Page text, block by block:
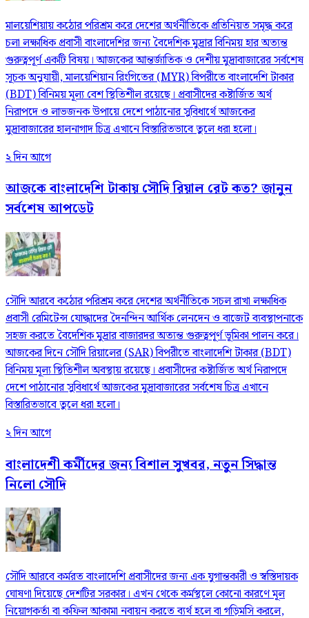
মালয়েশিয়ায় কঠোর পরিশ্রম করে দেশের অর্থনীতিকে প্রতিনিয়ত সমৃদ্ধ করে
চলা লক্ষাধিক প্রবাসী বাংলাদেশির জন্য বৈদেশিক মুদ্রার বিনিময় হার অত্যন্ত
গুরুত্বপূর্ণ একটি বিষয়। আজকের আন্তর্জাতিক ও দেশীয় মুদ্রাবাজারের সর্বশেষ
সূচক অনুযায়ী, মালয়েশিয়ান রিংগিতের (MYR) বিপরীতে বাংলাদেশি টাকার
(BDT) বিনিময় মূল্য বেশ স্থিতিশীল রয়েছে। প্রবাসীদের কষ্টার্জিত অর্থ
নিরাপদে ও লাভজনক উপায়ে দেশে পাঠানোর সুবিধার্থে আজকের
মুদ্রাবাজারের হালনাগাদ চিত্র এখানে বিস্তারিতভাবে তুলে ধরা হলো।
২ দিন আগে
আজকে বাংলাদেশি টাকায় সৌদি রিয়াল রেট কত? জানুন
সর্বশেষ আপডেট
সৌদি আরবে কঠোর পরিশ্রম করে দেশের অর্থনীতিকে সচল রাখা লক্ষাধিক
প্রবাসী রেমিটেন্স যোদ্ধাদের দৈনন্দিন আর্থিক লেনদেন ও বাজেট ব্যবস্থাপনাকে
সহজ করতে বৈদেশিক মুদ্রার বাজারদর অত্যন্ত গুরুত্বপূর্ণ ভূমিকা পালন করে।
আজকের দিনে সৌদি রিয়ালের (SAR) বিপরীতে বাংলাদেশি টাকার (BDT)
বিনিময় মূল্য স্থিতিশীল অবস্থায় রয়েছে। প্রবাসীদের কষ্টার্জিত অর্থ নিরাপদে
দেশে পাঠানোর সুবিধার্থে আজকের মুদ্রাবাজারের সর্বশেষ চিত্র এখানে
বিস্তারিতভাবে তুলে ধরা হলো।
২ দিন আগে
বাংলাদেশী কর্মীদের জন্য বিশাল সুখবর, নতুন সিদ্ধান্ত
নিলো সৌদি
সৌদি আরবে কর্মরত বাংলাদেশি প্রবাসীদের জন্য এক যুগান্তকারী ও স্বস্তিদায়ক
ঘোষণা দিয়েছে দেশটির সরকার। এখন থেকে কর্মস্থলে কোনো কারণে মূল
নিয়োগকর্তা বা কফিল আকামা নবায়ন করতে ব্যর্থ হলে বা গড়িমসি করলে,